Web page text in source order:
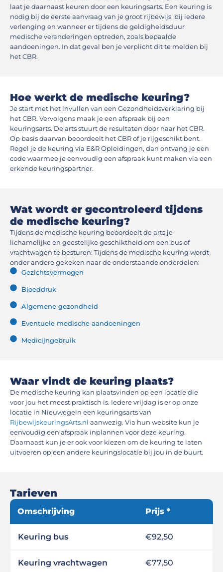
laat je daarnaast keuren door een keuringsarts. Een keuring is
nodig bij de eerste aanvraag van je groot rijbewijs, bij iedere
verlenging en wanneer er tijdens de geldigheidsduur
medische veranderingen optreden, zoals bepaalde
aandoeningen. In dat geval ben je verplicht dit te melden bij
het CBR.
Hoe werkt de medische keuring?
Je start met het invullen van een Gezondheidsverklaring bij
het CBR. Vervolgens maak je een afspraak bij een
keuringsarts. De arts stuurt de resultaten door naar het CBR.
Op basis daarvan beoordeelt het CBR of je rijgeschikt bent.
Regel je de keuring via E&R Opleidingen, dan ontvang je een
code waarmee je eenvoudig een afspraak kunt maken via een
erkende keuringspartner.
Wat wordt er gecontroleerd tijdens
de medische keuring?
Tijdens de medische keuring beoordeelt de arts je
lichamelijke en geestelijke geschiktheid om een bus of
vrachtwagen te besturen. Tijdens de medische keuring wordt
onder andere gekeken naar de onderstaande onderdelen:
Gezichtsvermogen
Bloeddruk
Algemene gezondheid
Eventuele medische aandoeningen
Medicijngebruik
Waar vindt de keuring plaats?
De medische keuring kan plaatsvinden op een locatie die
voor jou het meest praktisch is. Iedere vrijdag is er op onze
locatie in Nieuwegein een keuringsarts van
RijbewijskeuringsArts.nl aanwezig. Via hun website kun je
eenvoudig een afspraak inplannen voor deze keuring.
Daarnaast kun je er ook voor kiezen om de keuring te laten
uitvoeren op een andere keuringslocatie bij jou in de buurt.
Tarieven
Omschrijving Prijs *
Keuring bus €92,50
Keuring vrachtwagen €77,50